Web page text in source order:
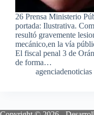
26 Prensa Ministerio
portada: Ilustrativa.
resultó gravemente
mecánico,en la vía
El fiscal penal 3 de
de forma…
agenciadenoticias